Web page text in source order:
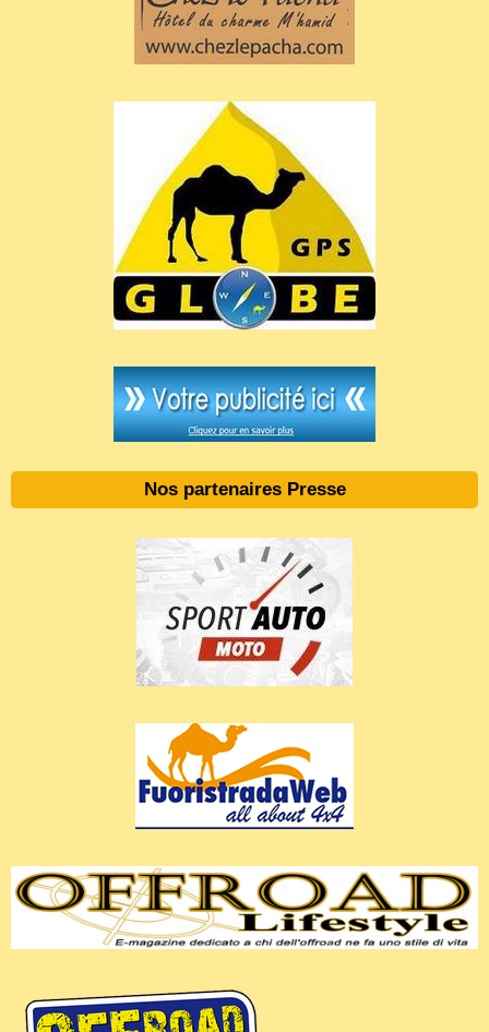
Nos partenaires Presse